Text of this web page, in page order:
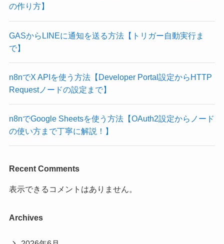
の作り方】
GASからLINEに通知を送る方法【トリガー自動実行ま
で】
n8nでX APIを使う方法【Developer Portal設定からHTTP
Requestノードの設定まで】
n8nでGoogle Sheetsを使う方法【OAuth2設定からノード
の使い方まで丁寧に解説！】
Recent Comments
表示できるコメントはありません。
Archives